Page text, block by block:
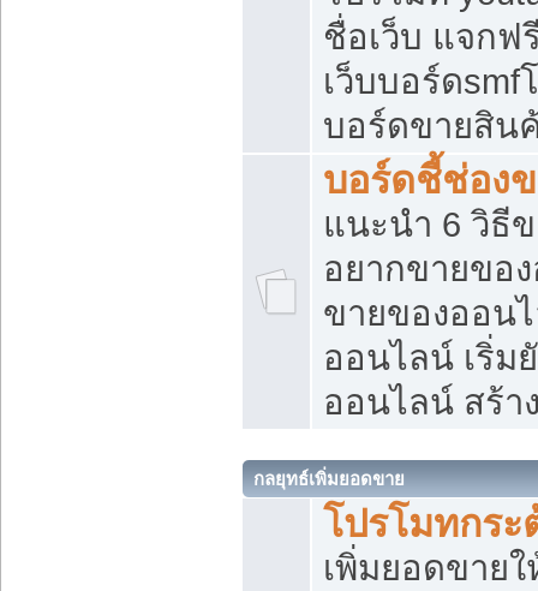
ชื่อเว็บ แจกฟ
เว็บบอร์ดsmf
บอร์ดขายสิน
บอร์ดชี้ช่อง
แนะนำ 6 วิธี
อยากขายขอ
ขายของออน
ออนไลน์ เริ่ม
ออนไลน์ สร้า
กลยุทธ์เพิ่มยอดขาย
โปรโมทกร
เพิ่มยอดขายใ